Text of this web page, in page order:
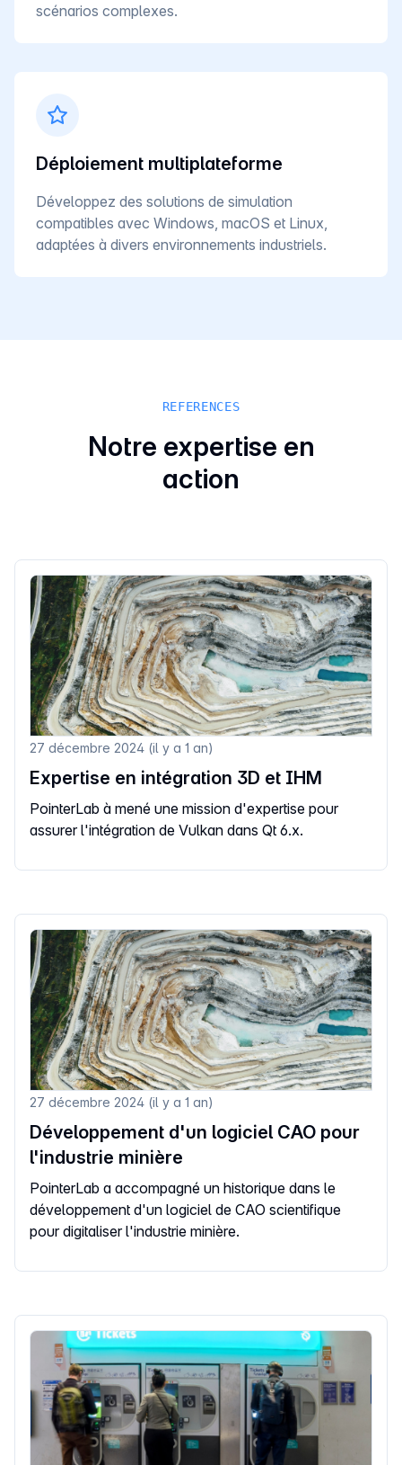
scénarios complexes.
Déploiement multiplateforme
Développez des solutions de simulation
compatibles avec Windows, macOS et Linux,
adaptées à divers environnements industriels.
REFERENCES
Notre expertise en
action
27 décembre 2024 (il y a 1 an)
Expertise en intégration 3D et IHM
PointerLab à mené une mission d'expertise pour
assurer l'intégration de Vulkan dans Qt 6.x.
27 décembre 2024 (il y a 1 an)
Développement d'un logiciel CAO pour
l'industrie minière
PointerLab a accompagné un historique dans le
développement d'un logiciel de CAO scientifique
pour digitaliser l'industrie minière.